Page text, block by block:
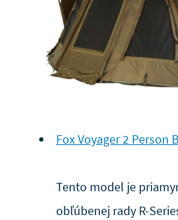
Fox Voyager 2 Person
Tento model je
obľúbenej rady R-